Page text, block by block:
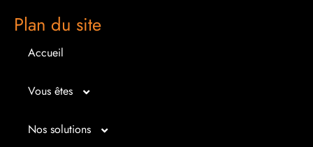
Plan du site
Accueil
Vous êtes
Micro entrepreneur
Nos solutions